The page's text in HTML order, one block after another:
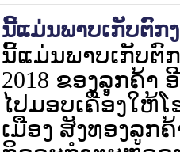
ນີ້ແມ່ນພາບເກັບຕົກງ
ນີ້ແມ່ນພາບເກັບຕົ
2018 ຂອງລູຸກຄ້າ
ໄປມອບເຄື່ອງໃຫ້
ເມືອງ ສັງທອງລູກ